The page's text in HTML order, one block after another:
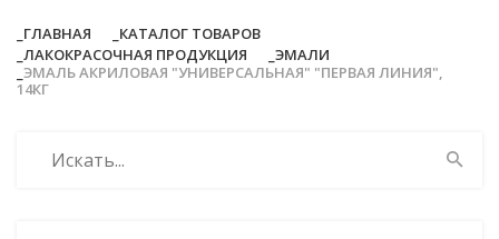
ГЛАВНАЯ
КАТАЛОГ ТОВАРОВ
ЛАКОКРАСОЧНАЯ ПРОДУКЦИЯ
ЭМАЛИ
ЭМАЛЬ АКРИЛОВАЯ "УНИВЕРСАЛЬНАЯ" "ПЕРВАЯ ЛИНИЯ",
14КГ